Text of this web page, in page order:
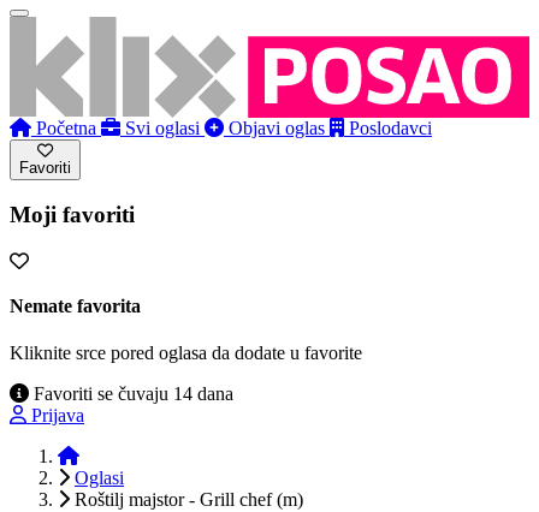
Početna Svi oglasi Objavi oglas Poslodavci
Favoriti
Moji favoriti
Nemate favorita
Kliknite srce pored oglasa da dodate u favorite
Favoriti se čuvaju 14 dana
Prijava
Početna
Oglasi
Roštilj majstor - Grill chef (m)